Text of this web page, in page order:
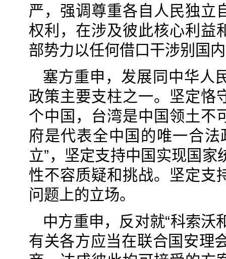
严，强调尊重各自人民独立
权利，在涉及彼此核心利益
部势力以任何借口干涉别国
塞方重申，发展同中华人
政策主要支柱之一。坚定恪
个中国，台湾是中国领土不
府是代表全中国的唯一合
立”，坚定支持中国实现国
性不容质疑和挑战。坚定支
问题上的立场。
中方重申，反对就“科索沃
有关各方应当在联合国安理